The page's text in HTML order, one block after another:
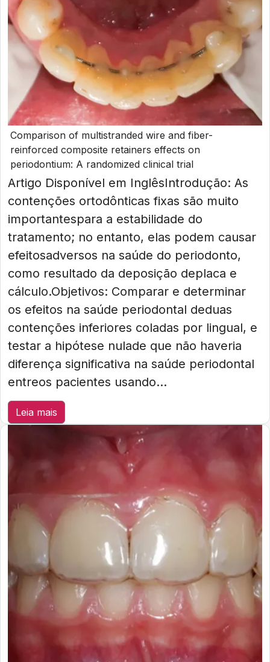
Comparison of multistranded wire and fiber-
reinforced composite retainers effects on
periodontium: A randomized clinical trial
Artigo Disponível em Inglês Introdução: As
contenções ortodônticas fixas são muito
importantespara a estabilidade do
tratamento; no entanto, elas podem causar
efeitosadversos na saúde do periodonto,
como resultado da deposição deplaca e
cálculo.Objetivos: Comparar e determinar
os efeitos na saúde periodontal deduas
contenções inferiores coladas por lingual, e
testar a hipótese nulade que não haveria
diferença significativa na saúde periodontal
entreos pacientes usando...
Leia mais